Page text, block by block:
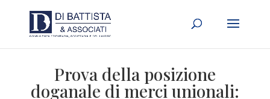
Prova della posizione
doganale di merci unionali: